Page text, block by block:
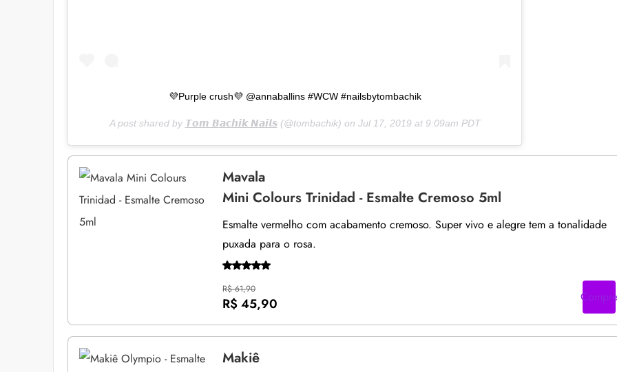
💜Purple crush💜 @annaballins #WCW #nailsbytombachik
A post shared by 𝙏𝙤𝙢 𝘽𝙖𝙘𝙝𝙞𝙠 𝙉𝙖𝙞𝙡𝙨(@tombachik) on Jul 17, 2019 at 9:09am PDT
Mavala
Mini Colours Trinidad - Esmalte Cremoso 5ml
Esmalte vermelho com acabamento cremoso. Super vivo e alegre tem a tonalidade
puxada para o rosa.
R$ 61,90
R$ 45,90 Compre
Makiê